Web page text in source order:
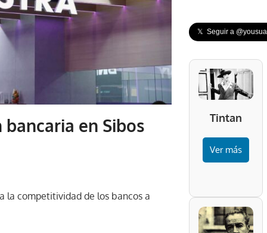
en Sibos
la competitividad de los bancos a
𝕏 Seguir a
Tintan
Ver más